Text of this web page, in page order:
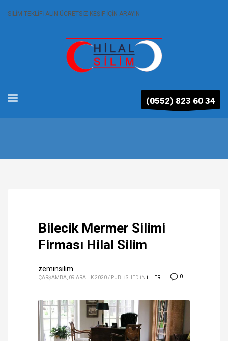
SİLİM TEKLİFİ ALIN ÜCRETSİZ KEŞİF İÇİN ARAYIN
(0552) 823 60 34
Bilecik Mermer Silimi
Firması Hilal Silim
0
zeminsilim
ÇARŞAMBA, 09 ARALIK 2020 / PUBLISHED IN ILLER